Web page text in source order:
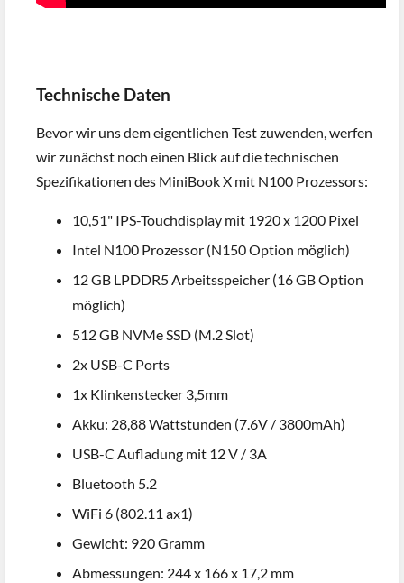
Technische Daten
Bevor wir uns dem eigentlichen Test zuwenden, werfen
wir zunächst noch einen Blick auf die technischen
Spezifikationen des MiniBook X mit N100 Prozessors:
10,51" IPS-Touchdisplay mit 1920 x 1200 Pixel
Intel N100 Prozessor (N150 Option möglich)
12 GB LPDDR5 Arbeitsspeicher (16 GB Option
möglich)
512 GB NVMe SSD (M.2 Slot)
2x USB-C Ports
1x Klinkenstecker 3,5mm
Akku: 28,88 Wattstunden (7.6V / 3800mAh)
USB-C Aufladung mit 12 V / 3A
Bluetooth 5.2
WiFi 6 (802.11 ax1)
Gewicht: 920 Gramm
Abmessungen: 244 x 166 x 17,2 mm